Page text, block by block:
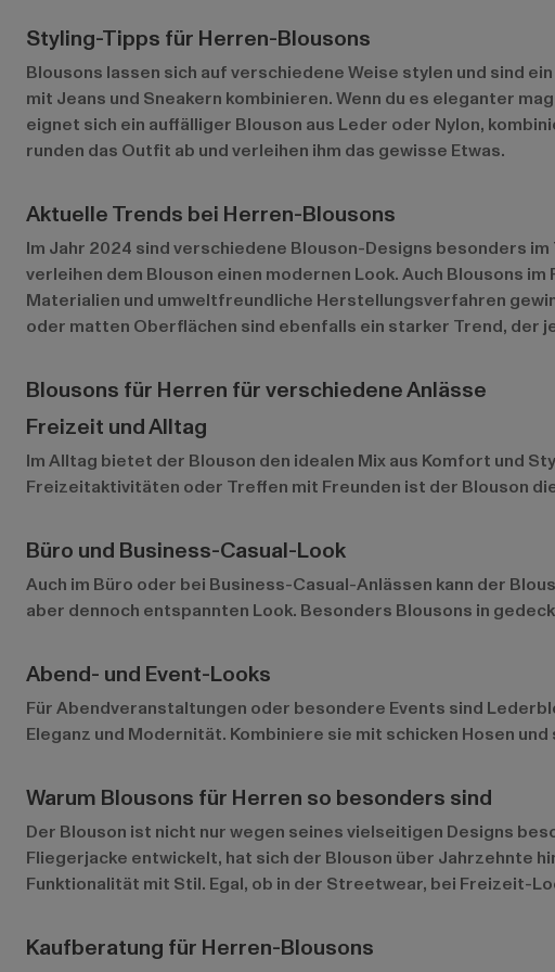
Styling-Tipps für Herren-Blousons
Blousons lassen sich auf verschiedene Weise stylen und sind
mit Jeans und Sneakern kombinieren. Wenn du es eleganter
eignet sich ein auffälliger Blouson aus Leder oder Nylon,
runden das Outfit ab und verleihen ihm das gewisse Etwas.
Aktuelle Trends bei Herren-Blousons
Im Jahr 2024 sind verschiedene Blouson-Designs besonders
verleihen dem Blouson einen modernen Look. Auch Blousons
Materialien und umweltfreundliche Herstellungsverfahren
oder matten Oberflächen sind ebenfalls ein starker Trend, der
Blousons für Herren für verschiedene Anlässe
Freizeit und Alltag
Im Alltag bietet der Blouson den idealen Mix aus Komfort und
Freizeitaktivitäten oder Treffen mit Freunden ist der Blouson
Büro und Business-Casual-Look
Auch im Büro oder bei Business-Casual-Anlässen kann der
aber dennoch entspannten Look. Besonders Blousons in
Abend- und Event-Looks
Für Abendveranstaltungen oder besondere Events sind
Eleganz und Modernität. Kombiniere sie mit schicken Hosen
Warum Blousons für Herren so besonders sind
Der Blouson ist nicht nur wegen seines vielseitigen Designs
Fliegerjacke entwickelt, hat sich der Blouson über Jahrzehnte
Funktionalität mit Stil. Egal, ob in der Streetwear, bei Freizeit-
Kaufberatung für Herren-Blousons